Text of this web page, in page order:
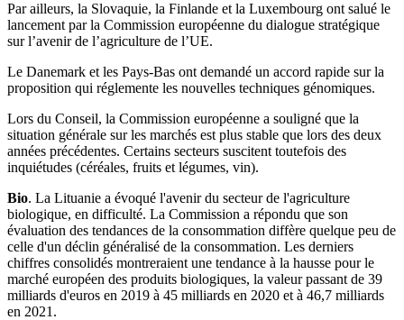
Par ailleurs, la Slovaquie, la Finlande et la Luxembourg ont salué le
lancement par la Commission européenne du dialogue stratégique
sur l’avenir de l’agriculture de l’UE.
Le Danemark et les Pays-Bas ont demandé un accord rapide sur la
proposition qui réglemente les nouvelles techniques génomiques.
Lors du Conseil, la Commission européenne a souligné que la
situation générale sur les marchés est plus stable que lors des deux
années précédentes. Certains secteurs suscitent toutefois des
inquiétudes (céréales, fruits et légumes, vin).
Bio. La Lituanie a évoqué l'avenir du secteur de l'agriculture
biologique, en difficulté. La Commission a répondu que son
évaluation des tendances de la consommation diffère quelque peu de
celle d'un déclin généralisé de la consommation. Les derniers
chiffres consolidés montreraient une tendance à la hausse pour le
marché européen des produits biologiques, la valeur passant de 39
milliards d'euros en 2019 à 45 milliards en 2020 et à 46,7 milliards
en 2021.